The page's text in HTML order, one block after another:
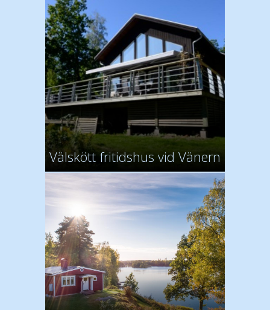
Välskött fritidshus vid Vänern